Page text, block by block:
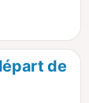
de